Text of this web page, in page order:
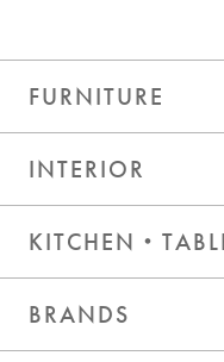
FURNITURE
INTERIOR
KITCHEN・
BRANDS